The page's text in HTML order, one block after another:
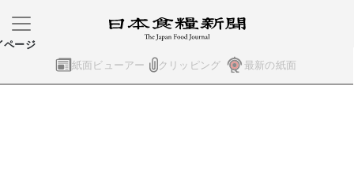
紙面ビューアー クリッピング 最新の紙面
ページ